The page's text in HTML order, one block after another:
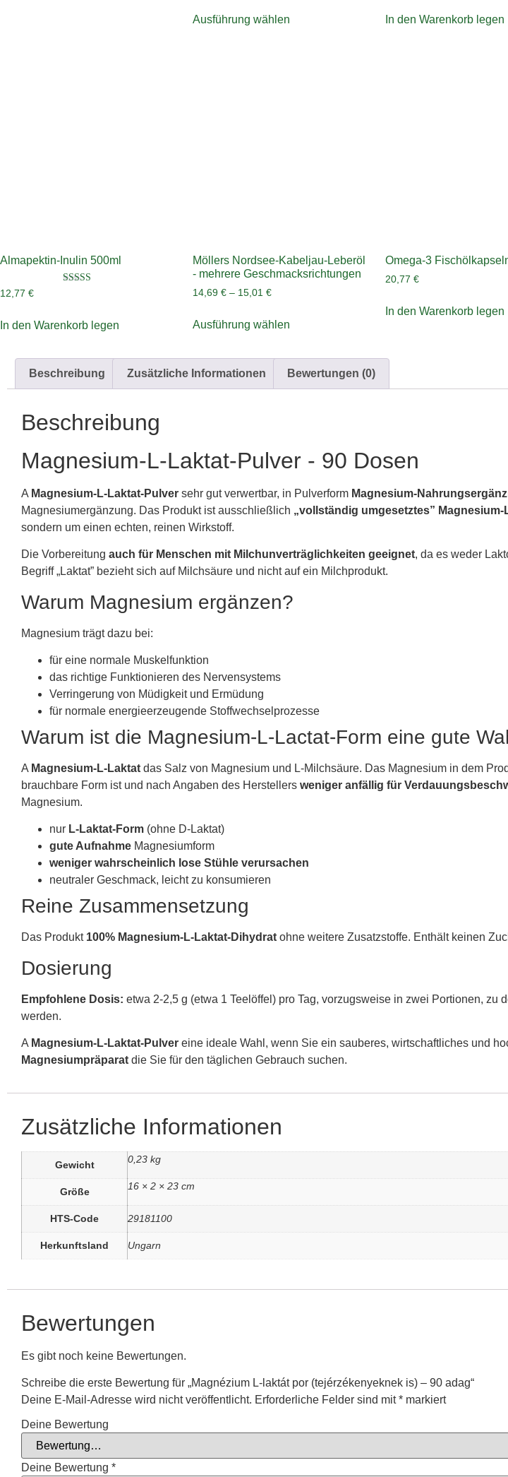
Ausführung wählen In den Warenkorb legen
Almapektin-Inulin 500ml
von 5
12,77 €
In den Warenkorb legen
Möllers Nordsee-Kabeljau-Leberöl
- mehrere Geschmacksrichtungen
14,69 € – 15,01 €
Ausführung wählen
Omega-3
20,77 €
In den Warenkorb legen
Beschreibung Zusätzliche Informationen Bewertungen (0)
Beschreibung
Magnesium-L-Laktat-Pulver - 90 Dosen
A Magnesium-L-Laktat-Pulver sehr gut verwertbar, in Pulverform Magnesium-
Magnesiumergänzung. Das Produkt ist ausschließlich „vollständig umgesetztes” Magnesium-
sondern um einen echten, reinen Wirkstoff.
Die Vorbereitung auch für Menschen mit Milchunverträglichkeiten geeignet, da es weder
Begriff „Laktat” bezieht sich auf Milchsäure und nicht auf ein Milchprodukt.
Warum Magnesium ergänzen?
Magnesium trägt dazu bei:
für eine normale Muskelfunktion
das richtige Funktionieren des Nervensystems
Verringerung von Müdigkeit und Ermüdung
für normale energieerzeugende Stoffwechselprozesse
Warum ist die Magnesium-L-Lactat-Form eine gute
A Magnesium-L-Laktat das Salz von Magnesium und L-Milchsäure. Das Magnesium in dem
brauchbare Form ist und nach Angaben des Herstellers weniger anfällig für
Magnesium.
nur L-Laktat-Form (ohne D-Laktat)
gute Aufnahme Magnesiumform
weniger wahrscheinlich lose Stühle verursachen
neutraler Geschmack, leicht zu konsumieren
Reine Zusammensetzung
Das Produkt 100% Magnesium-L-Laktat-Dihydrat ohne weitere Zusatzstoffe. Enthält keinen
Dosierung
Empfohlene Dosis: etwa 2-2,5 g (etwa 1 Teelöffel) pro Tag, vorzugsweise in zwei Portionen,
werden.
A Magnesium-L-Laktat-Pulver eine ideale Wahl, wenn Sie ein sauberes, wirtschaftliches und
Magnesiumpräparat die Sie für den täglichen Gebrauch suchen.
Zusätzliche Informationen
Gewicht 0,23 kg
Größe 16 × 2 × 23 cm
HTS-Code 29181100
Herkunftsland Ungarn
Bewertungen
Es gibt noch keine Bewertungen.
Schreibe die erste Bewertung für „Magnézium L-laktát por (tejérzékenyeknek is) – 90 adag“
Deine E-Mail-Adresse wird nicht veröffentlicht. Erforderliche Felder sind mit* markiert
Deine Bewertung
Deine Bewertung *